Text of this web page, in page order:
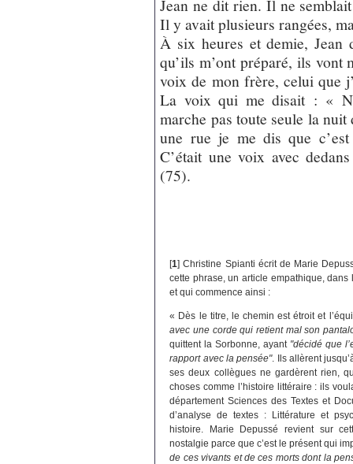
Jean ne dit rien. Il ne
Il y avait plusieurs rangées,
À six heures et demie,
qu’ils m’ont préparé, ils vont
voix de mon frère, celui que
La voix qui me disait : «
marche pas toute seule la
une rue je me dis que
C’était une voix avec
(75).
[1]Christine Spianti écrit de Marie
cette phrase, un article empathique,
et qui commence ainsi :
« Dès le titre, le chemin est étroit et
avec une corde qui retient mal son
quittent la Sorbonne, ayant "décidé que
rapport avec la pensée". Ils allèrent
ses deux collègues ne gardèrent rien,
choses comme l’histoire littéraire : ils
département Sciences des Textes et
d’analyse de textes : Littérature et
histoire. Marie Depussé revient sur
nostalgie parce que c’est le présent qui
de ces vivants et de ces morts dont la